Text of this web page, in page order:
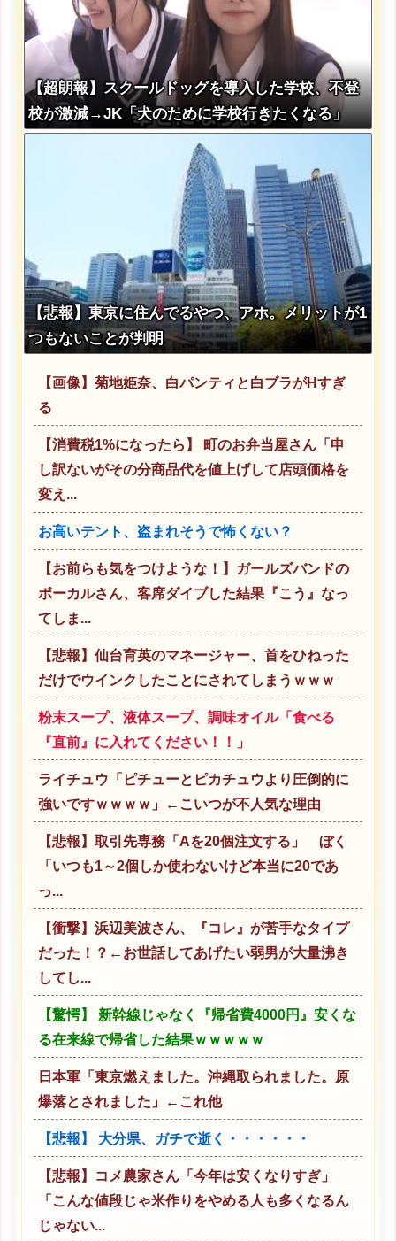
【超朗報】スクールドッグを導入した学校、不登
校が激減→JK「犬のために学校行きたくなる」
【悲報】東京に住んでるやつ、アホ。メリットが1
つもないことが判明
【画像】菊地姫奈、白パンティと白ブラがHすぎ
る
【消費税1%になったら】 町のお弁当屋さん「申
し訳ないがその分商品代を値上げして店頭価格を
変え...
お高いテント、盗まれそうで怖くない？
【お前らも気をつけような！】ガールズバンドの
ボーカルさん、客席ダイブした結果『こう』なっ
てしま...
【悲報】仙台育英のマネージャー、首をひねった
だけでウインクしたことにされてしまうｗｗｗ
粉末スープ、液体スープ、調味オイル「食べる
『直前』に入れてください！！」
ライチュウ「ピチューとピカチュウより圧倒的に
強いですｗｗｗｗ」←こいつが不人気な理由
【悲報】取引先専務「Aを20個注文する」 ぼく
「いつも1～2個しか使わないけど本当に20であ
っ...
【衝撃】浜辺美波さん、『コレ』が苦手なタイプ
だった！？←お世話してあげたい弱男が大量沸き
してし...
【驚愕】 新幹線じゃなく『帰省費4000円』安くな
る在来線で帰省した結果ｗｗｗｗｗ
日本軍「東京燃えました。沖縄取られました。原
爆落とされました」←これ他
【悲報】 大分県、ガチで逝く・・・・・・
【悲報】コメ農家さん「今年は安くなりすぎ」
「こんな値段じゃ米作りをやめる人も多くなるん
じゃない...